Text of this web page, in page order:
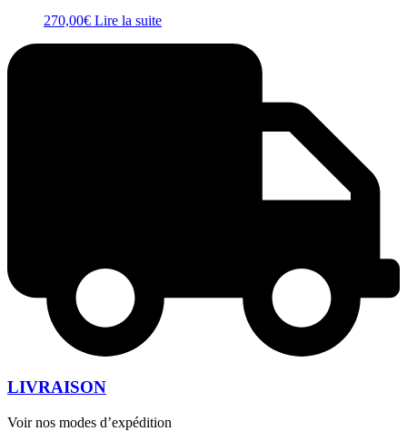
270,00€ Lire la suite
LIVRAISON
Voir nos modes d’expédition